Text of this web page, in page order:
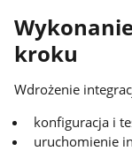
kroku
Wdrożenie
konfiguracja i
uruchomienie